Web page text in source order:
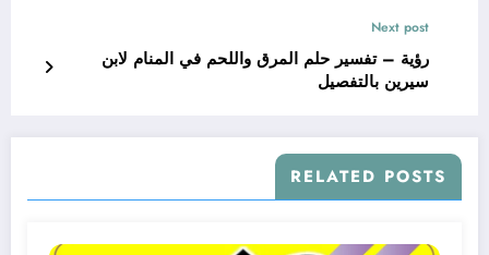
Next post
رؤية – تفسير حلم المرق واللحم في المنام لابن
سيرين بالتفصيل
RELATED POSTS